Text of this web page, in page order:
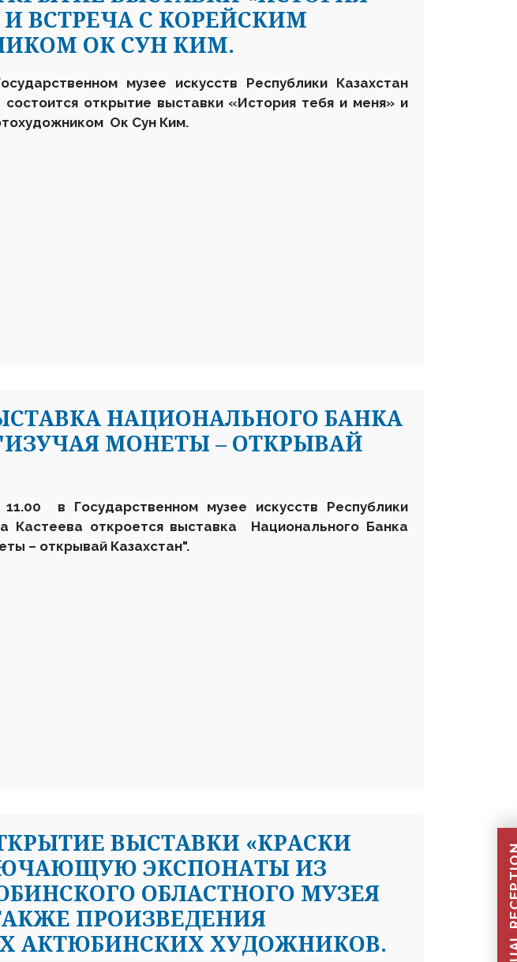
ВСТРЕЧА С КОРЕЙСКИМ
ОК СУН КИМ.
музее искусств Республики Казахстан
состоитсяоткрытие выставки «История тебя и меня» и
ом Ок Сун Ким.
НАЦИОНАЛЬНОГО БАНКА
МОНЕТЫ – ОТКРЫВАЙ
в Государственном музее искусств Республики
Кастеева откроется выставка Национального Банка
– открывай Казахстан".
ВЫСТАВКИ «КРАСКИ
ЭКСПОНАТЫ ИЗ
ОБЛАСТНОГО МУЗЕЯ
ПРОИЗВЕДЕНИЯ
АКТЮБИНСКИХ ХУДОЖНИКОВ.